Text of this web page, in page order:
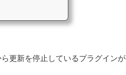
更新を停止しているプラグインが